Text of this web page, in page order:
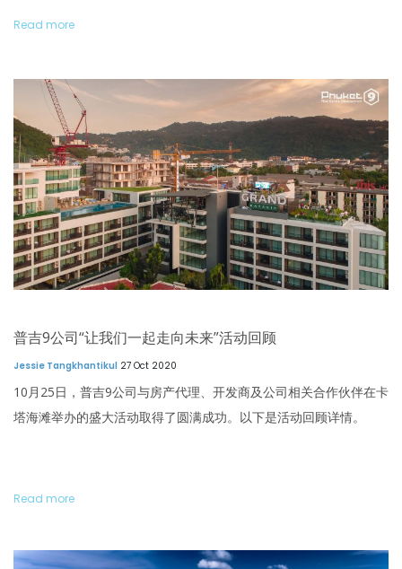
Read more
普吉9公司“让我们一起走向未来”活动回顾
Jessie Tangkhantikul 27 Oct 2020
10月25日，普吉9公司与房产代理、开发商及公司相关合作伙伴在卡
塔海滩举办的盛大活动取得了圆满成功。以下是活动回顾详情。
Read more